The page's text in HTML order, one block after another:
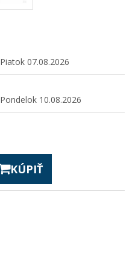
Piatok 07.08.2026
Pondelok 10.08.2026
KÚPIŤ